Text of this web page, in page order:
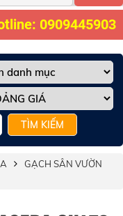
0909445903
TÌM KIẾM
GẠCH SÂN VƯỜN